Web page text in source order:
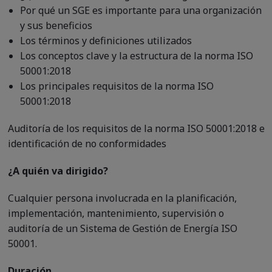
Por qué un SGE es importante para una organización
y sus beneficios
Los términos y definiciones utilizados
Los conceptos clave y la estructura de la norma ISO
50001:2018
Los principales requisitos de la norma ISO
50001:2018
Auditoría de los requisitos de la norma ISO 50001:2018 e
identificación de no conformidades
¿A quién va dirigido?
Cualquier persona involucrada en la planificación,
implementación, mantenimiento, supervisión o
auditoría de un Sistema de Gestión de Energía ISO
50001.